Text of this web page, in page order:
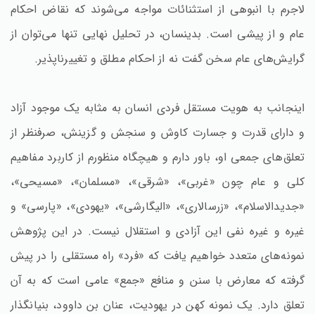
لاجرم با انبوهی از استثنائات مواجه می‌شوند که نقاض احکام
عام و از پیشی است. بدینسان، در تحلیل نهایی تنها می‌توان از
گرایش‌های عام سخن گفت نه از احکام مطلق و تغییرناپذیر.
اینجانب به هویت مستقل فردی انسان به مثابه یک موجود آزاد
و دارای قدرت و جسارت کاوش و سنجش و گزینش، صرفنظر از
تعلق‌های جمعی او،‌ باور دارم و هیچگاه منظورم از کاربرد مفاهیم
کلی و عام چون «غربی»، «شرقی»، «مسلمان»، «مسیحی»،
«جدیدالاسلام»، «زرسالاری»، «الیگارشی»، «یهودی»، «پارسی» و
غیره و غیره نفی این آزادی و استقلال نیست. در این پژوهش
نمونه‌های متعدد خواهیم یافت که «فرد» راه مستقلی را در پیش
گرفته که معارض با سنن و منافع «جمع» عامی است که به آن
تعلق دارد. یک نمونه کهن در یهودیت، عنان بن داوود، بنیانگذار